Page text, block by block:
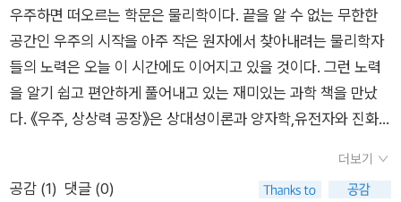
장]에 여러분을 초대합니다. 관심있고 흥미를 느끼는 만큼 무엇
이든 가져갈 수 있습니다.꿈 꾸는 자에게 행운이 있기를. [우주,
상상력 공장]을 추천 합니다.*출판사 제공 도서#우주상상력공장
#권재술 #특별한서재 #우주과학에세이#책추천 #책스타그램 #
우주 #과학에세이 #빅뱅 #진화
고, 생각이 문명을 만들어냈어요. 생명과 생각이 모두 물질에서
나온 것이지만 물질이 원래부터 가지고 있었던 속성은 아니에요.
생명은 어디서 와서 어디로 가는 것일까요. 생각이란 무엇일까요.
우주를 설명하기 위해서는 물질과 더불어 +α (플러스 알파)가 있
어야 해요. α 의 실체는 무엇일까요. 하나 더하기 하나가 둘이 아
는 근본 원리라고 해요. 1 + 1= 2 + α 에서 이 α 가 우주 생성의
핵심이에요. 만약 α 가 없다면 우주는 그냥 원자들의 집합체였을
만 다이어그램은 우리처럼 과학에 무지한 독자들에게도 시간
의 역행이 왜 불가능한지 직관적으로 잘 가르쳐 줍니다. 그런
데 책 p52에서는 "시간을 역행하는 전자"로서 양전자가 정의됩
니다. 물리학적으로는 역설이고 모순이자 개념붕괴에 가깝지
만 수학적으로는 이게 얼마든지 가능하다는 거죠. 수학에서는 이
것 외에도 평범한 인간의 상식으로는 전혀 감 잡을 수 없는, 터무
니없이 여겨지는 패러독스가 얼마든지 도출되며 언제쯤이
우주하면 떠오르는 학문은 물리학이다. 끝을 알 수 없는 무한한
공간인 우주의 시작을 아주 작은 원자에서 찾아내려는 물리학자
들의 노력은 오늘 이 시간에도 이어지고 있을 것이다. 그런 노력
을 알기 쉽고 편안하게 풀어내고 있는 재미있는 과학 책을 만났
다. 《우주, 상상력 공장》은 상대성이론과 양자학,유전자와 진화
리, 화학, 생물, 종교 등 하나 만으로도 지루하고 난해한 이야기를
정말 폭넓게 다루고 있다. 원자들이 세상이라는 건물의 벽돌이라
더보기
공감 (1) 댓글 (0)